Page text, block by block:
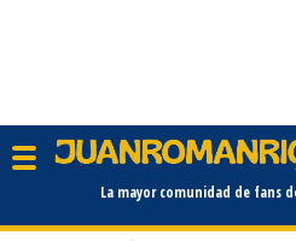
La mayor comunidad de fans